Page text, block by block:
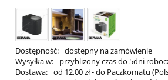
Dostępność: dostępny na zamówienie
Wysyłka w:
przybliżony czas do 5dni
Dostawa: od 12,00 zł- do Paczkomatu